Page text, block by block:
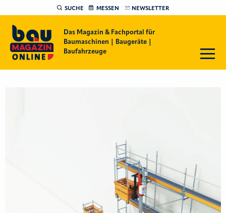
SUCHE MESSEN NEWSLETTER
Das Magazin & Fachportal für
Baumaschinen | Baugeräte |
Baufahrzeuge